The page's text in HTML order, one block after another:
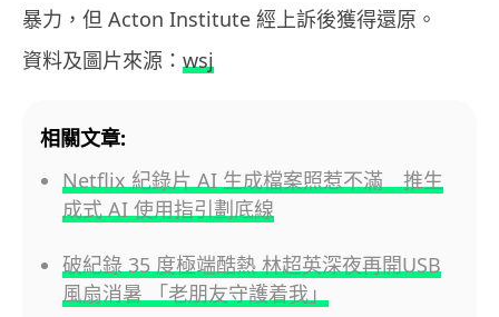
暴力，但 Acton Institute 經上訴後獲得還原。
資料及圖片來源： wsj
相關文章:
Netflix 紀錄片 AI 生成檔案照惹不滿 推生
成式 AI 使用指引劃底線
破紀錄 35 度極端酷熱 林超英深夜再開USB
風扇消暑 「老朋友守護着我」